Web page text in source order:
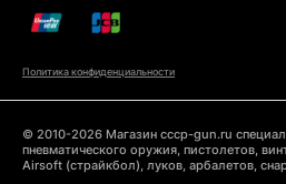
Политика конфиденциальности
© 2010-2026 Магазин cccp-gun.ru
пневматического оружия, пистолетов,
Airsoft (страйкбол), луков, арбалетов,